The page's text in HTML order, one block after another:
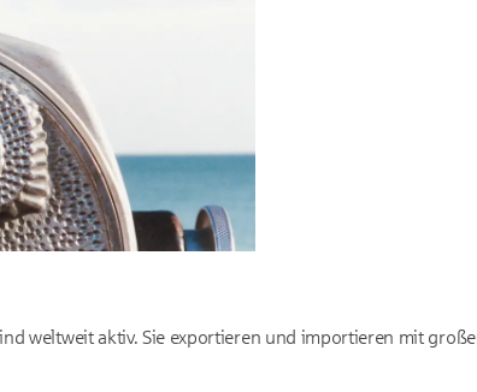
weltweit aktiv. Sie exportieren und importieren mit